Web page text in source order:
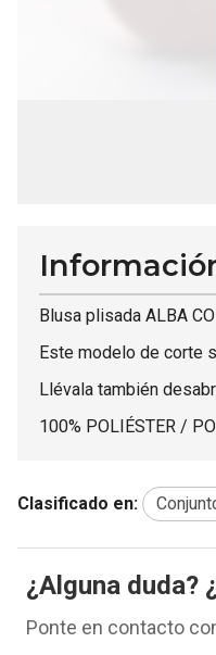
Blusa plisada ALBA
Este modelo de corte
Llévala también
100% POLIÉSTER /
Clasificado en:
¿Alguna duda?
Ponte en contacto